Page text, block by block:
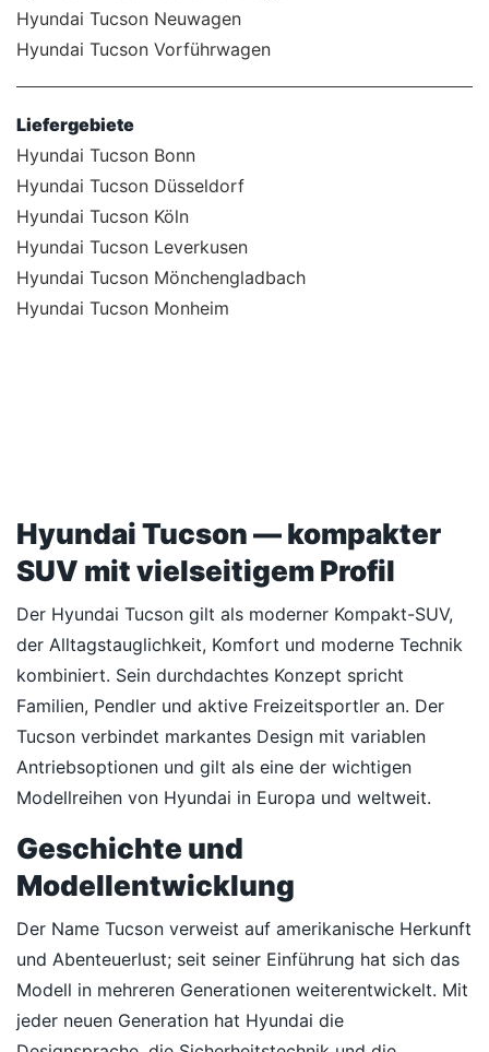
Hyundai Tucson Neuwagen
Hyundai Tucson Vorführwagen
Liefergebiete
Hyundai Tucson Bonn
Hyundai Tucson Düsseldorf
Hyundai Tucson Köln
Hyundai Tucson Leverkusen
Hyundai Tucson Mönchengladbach
Hyundai Tucson Monheim
Hyundai Tucson — kompakter
SUV mit vielseitigem Profil
Der Hyundai Tucson gilt als moderner Kompakt-SUV,
der Alltagstauglichkeit, Komfort und moderne Technik
kombiniert. Sein durchdachtes Konzept spricht
Familien, Pendler und aktive Freizeitsportler an. Der
Tucson verbindet markantes Design mit variablen
Antriebsoptionen und gilt als eine der wichtigen
Modellreihen von Hyundai in Europa und weltweit.
Geschichte und
Modellentwicklung
Der Name Tucson verweist auf amerikanische Herkunft
und Abenteuerlust; seit seiner Einführung hat sich das
Modell in mehreren Generationen weiterentwickelt. Mit
jeder neuen Generation hat Hyundai die